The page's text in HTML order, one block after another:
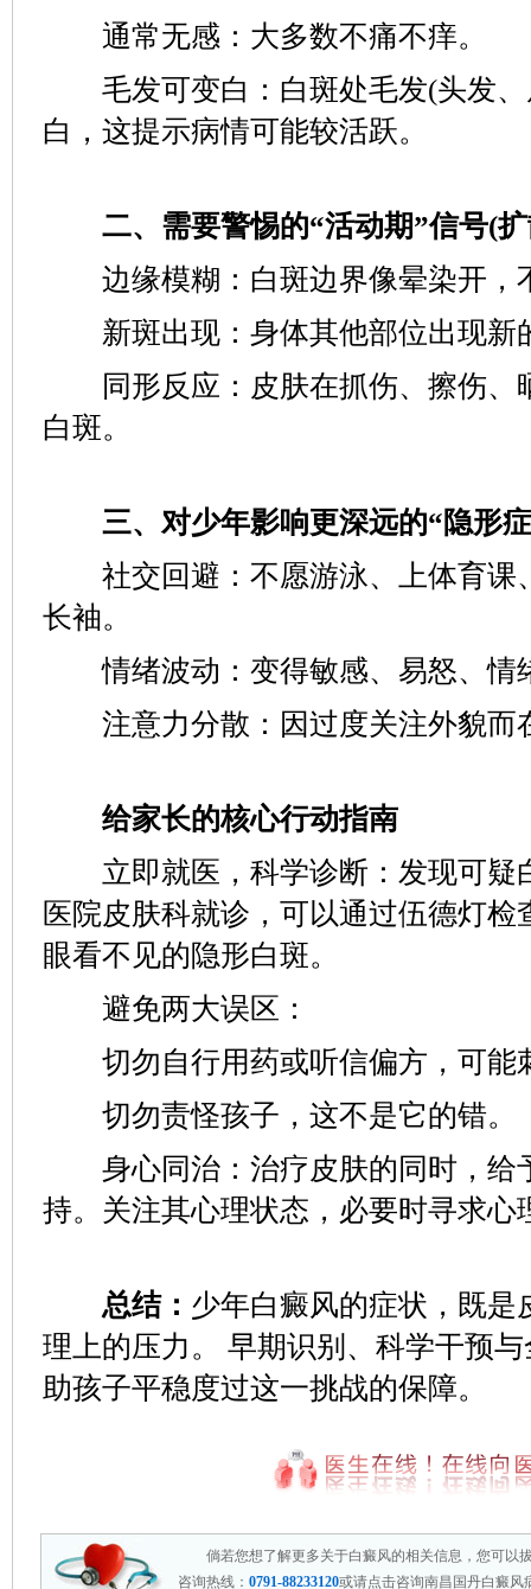
通常无感：大多数不痛不痒。
毛发可变白：白斑处毛发(头发、
白，这提示病情可能较活跃。
二、需要警惕的“活动期”信号(扩
边缘模糊：白斑边界像晕染开，
新斑出现：身体其他部位出现新
同形反应：皮肤在抓伤、擦伤、
白斑。
三、对少年影响更深远的“隐形
社交回避：不愿游泳、上体育课
长袖。
情绪波动：变得敏感、易怒、情
注意力分散：因过度关注外貌而
给家长的核心行动指南
立即就医，科学诊断：发现可疑
医院皮肤科就诊，可以通过伍德灯
眼看不见的隐形白斑。
避免两大误区：
切勿自行用药或听信偏方，可能
切勿责怪孩子，这不是它的错。
身心同治：治疗皮肤的同时，给
持。关注其心理状态，必要时寻求心
总结： 少年白癜风的症状，既是
理上的压力。​ 早期识别、科学干预
助孩子平稳度过这一挑战的保障。
倘若您想了解更多关于白癜风的相关信息，您可以
咨询热线： 0791-88233120或请点击咨询南昌国丹白癜风